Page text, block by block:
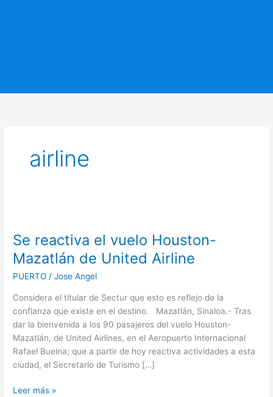
airline
Se reactiva el vuelo Houston-
Mazatlán de United Airline
PUERTO /Jose Angel
Considera el titular de Sectur que esto es reflejo de la
confianza que existe en el destino. Mazatlán, Sinaloa.- Tras
dar la bienvenida a los 90 pasajeros del vuelo Houston-
Mazatlán, de United Airlines, en el Aeropuerto Internacional
Rafael Buelna; que a partir de hoy reactiva actividades a esta
ciudad, el Secretario de Turismo […]
el
vuelo
Houston-
Mazatlán
United
Leer más »